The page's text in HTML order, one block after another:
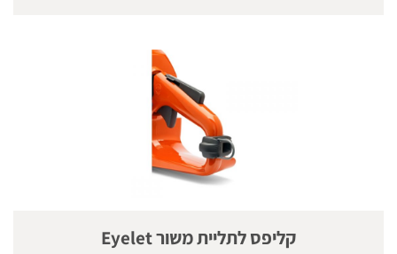
קליפס לתליית משור Eyelet